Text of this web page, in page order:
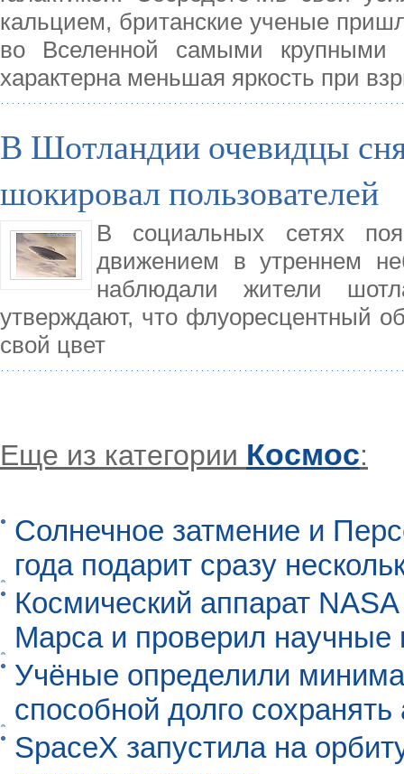
кальцием, британские ученые
во Вселенной самыми крупными
характерна меньшая яркость при
В Шотландии очевидцы
шокировал пользователей
В социальных сетях
движением в утреннем
наблюдали жители
утверждают, что флуоресцентный
свой цвет
Еще из категории Космос:
Солнечное затмение и
года подарит сразу
Космический аппарат
Марса и проверил научные
Учёные определили
способной долго
SpaceX запустила на